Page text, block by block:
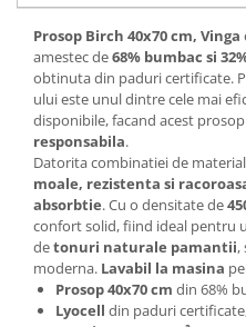
Tipografie si stampile
Formulare tipizate
Caiete si blocnotesuri
personalizate
Stampile, tusiere si tus
Protectia muncii si
Imbracaminte
Tricouri
Bluze & Pulovere
Prosop Birch 40x70 cm, Vinga
amestec de68% bumbac si
obtinuta din paduri certificate.
ului este unul dintre cele mai
disponibile, facand acest
responsabila.
Datorita combinatiei de
moale, rezistenta si
absorbtie. Cu o densitate de
confort solid, fiind ideal pentru
detonuri naturale pamantii,
moderna. Lavabil la masina
Prosop 40x70 cm din 68%
Lyocell din paduri